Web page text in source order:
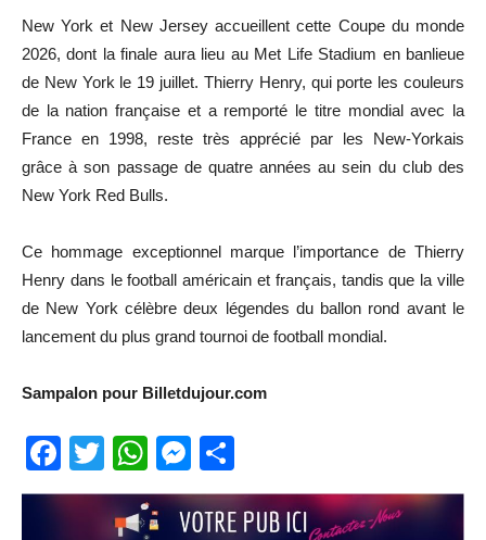
New York et New Jersey accueillent cette Coupe du monde
2026, dont la finale aura lieu au Met Life Stadium en banlieue
de New York le 19 juillet. Thierry Henry, qui porte les couleurs
de la nation française et a remporté le titre mondial avec la
France en 1998, reste très apprécié par les New-Yorkais
grâce à son passage de quatre années au sein du club des
New York Red Bulls.
Ce hommage exceptionnel marque l’importance de Thierry
Henry dans le football américain et français, tandis que la ville
de New York célèbre deux légendes du ballon rond avant le
lancement du plus grand tournoi de football mondial.
Sampalon pour Billetdujour.com
Facebook
TwitterWhatsApp
Messenger